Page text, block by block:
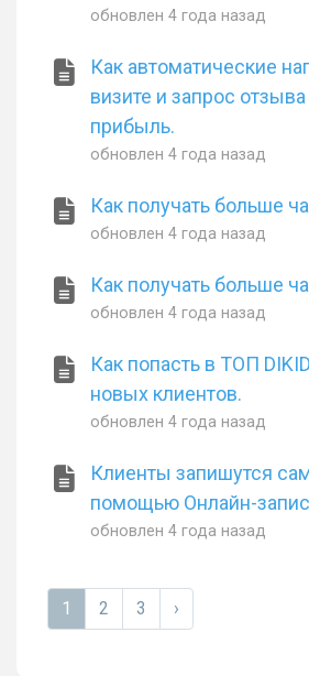
обновлен4 года назад
Как автоматические
визите и запрос
прибыль.
обновлен4 года назад
Как получать больше
обновлен4 года назад
Как получать больше
обновлен4 года назад
Как попасть в ТОП
новых клиентов.
обновлен4 года назад
Клиенты запишутся
помощью Онлайн-
обновлен4 года назад
1 2 3 ›